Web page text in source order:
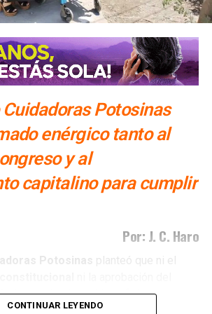
Potosinas
enérgico tanto al
y al
capitalino para cumplir
Por: J. C. Haro
Potosinas
planteó que ni el
potosinahan sido suficientes para
se traduzcan enpolíticas públicas
CONTINUAR LEYENDO